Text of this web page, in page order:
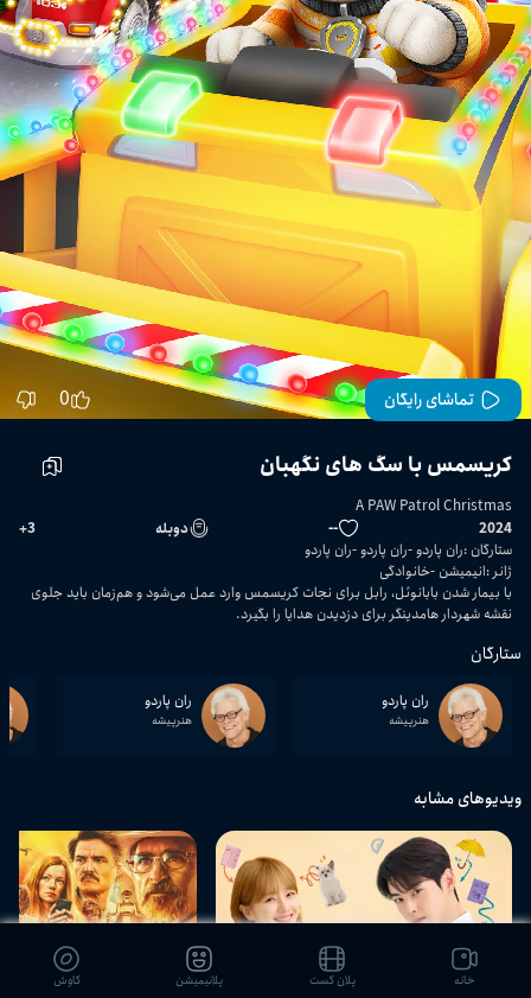
تماشای رایگان 0
کریسمس با سگ های نگهبان
A PAW Patrol Christmas
2024
-- دوبله 3
+
ستارگان :ران پاردو ران پاردو ران پاردو
ژانر :انیمیشن خانوادگی
با بیمار شدن بابانوئل، رابل برای نجات کریسمس وارد عمل می‌شود و هم‌زمان باید جلوی
نقشه شهردار هامدینگر برای دزدیدن هدایا را بگیرد.
ستارگان
ران پاردو
هنرپیشه
ران پاردو
هنرپیشه
ویدیوهای مشابه
خانه پلان کست پلانیمیشن کاوش